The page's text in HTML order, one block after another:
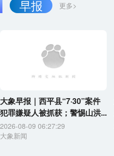
更多>
早报
大象早报｜西平县“7·30”案件
犯罪嫌疑人被抓获；警惕山洪...
2026-08-09 06:27:29
大象新闻